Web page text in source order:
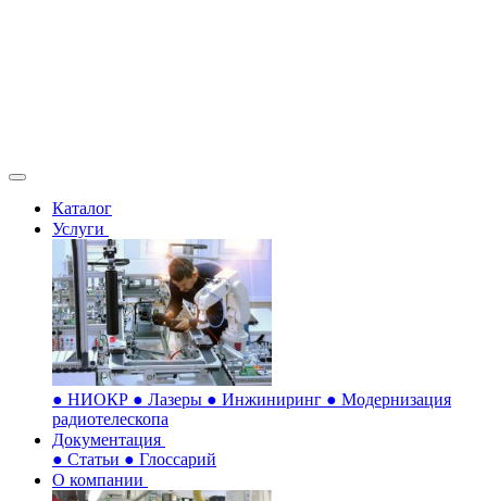
Каталог
Услуги
● НИОКР ● Лазеры ● Инжиниринг ● Модернизация
радиотелескопа
Документация
● Статьи ● Глоссарий
О компании